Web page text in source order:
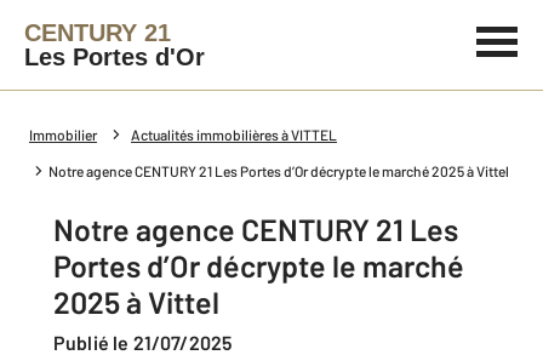
CENTURY 21
Les Portes d'Or
Immobilier Actualités immobilières à VITTEL
Notre agence CENTURY 21 Les Portes d’Or décrypte le marché 2025 à Vittel
Notre agence CENTURY 21 Les
Portes d’Or décrypte le marché
2025 à Vittel
Publié le 21/07/2025